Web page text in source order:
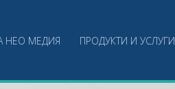
НЕО МЕДИЯ ПРОДУКТИ И УСЛУГИ